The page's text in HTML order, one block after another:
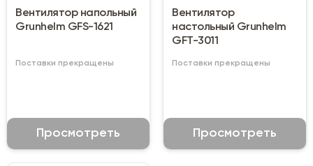
Вентилятор напольный
Grunhelm GFS-1621
Поставки прекращены
Просмотреть
Вентилятор
настольный Grunhelm
GFТ-3011
Поставки прекращены
Просмотреть